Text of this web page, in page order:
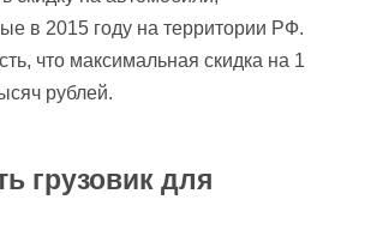
в 2015 году на территории РФ.
что максимальная скидка на 1
рублей.
грузовик для